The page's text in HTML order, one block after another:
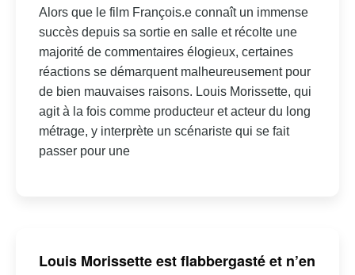
Alors que le film François.e connaît un immense
succès depuis sa sortie en salle et récolte une
majorité de commentaires élogieux, certaines
réactions se démarquent malheureusement pour
de bien mauvaises raisons. Louis Morissette, qui
agit à la fois comme producteur et acteur du long
métrage, y interprète un scénariste qui se fait
passer pour une
Louis Morissette est flabbergasté et n’en